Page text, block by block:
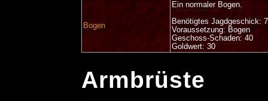
Bogen
Ein normaler Bogen.
Benötigtes Jagdgeschick:
Voraussetzung: Bogen
Geschoss-Schaden: 40
Goldwert: 30
Armbrüste